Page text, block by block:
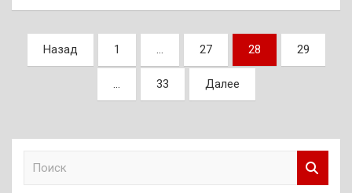
Пагинация
записей
Назад 1 … 27 28 29
… 33 Далее